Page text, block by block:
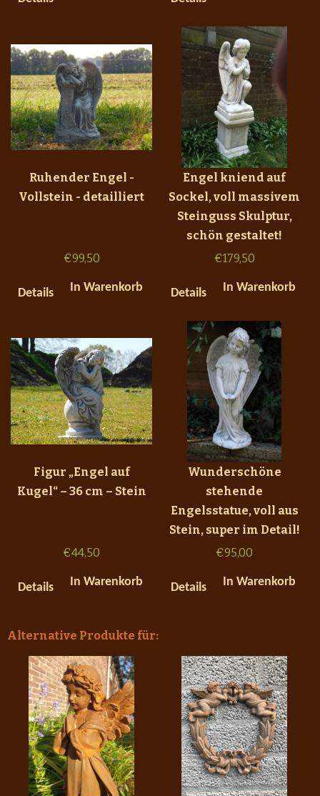
Ruhender Engel -
Vollstein - detailliert
€99,50
Details In Warenkorb
Engel kniend auf
Sockel, voll massivem
Steinguss Skulptur,
schön gestaltet!
€179,50
Details In Warenkorb
Figur „Engel auf
Kugel“ – 36 cm – Stein
€44,50
Details In Warenkorb
Wunderschöne
stehende
Engelsstatue, voll aus
Stein, super im Detail!
€95,00
Details In Warenkorb
Alternative Produkte für: